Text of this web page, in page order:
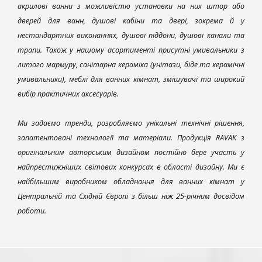
акрилові ванни з можливістю установки на них штор або
дверей для ванн, душові кабіни та двері, зокрема й у
нестандартних виконаннях, душові піддони, душові канали та
трапи. Також у нашому асортименті присутні умивальники з
литого мармуру, санітарна кераміка (унітази, біде та керамічні
умивальники), меблі для ванних кімнат, змішувачі та широкий
вибір практичних аксесуарів.
Ми задаємо тренди, розробляємо унікальні технічні рішення,
запатентовані технології та матеріали. Продукція RAVAK з
оригінальним авторським дизайном постійно бере участь у
найпрестижніших світових конкурсах в області дизайну. Ми є
найбільшим виробником обладнання для ванних кімнат у
Центральній та Східній Європі з більш ніж 25-річним досвідом
роботи.